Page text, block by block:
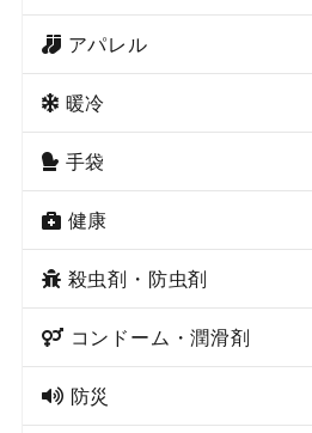
アパレル
暖冷
手袋
健康
殺虫剤・防虫剤
コンドーム・潤滑剤
防災